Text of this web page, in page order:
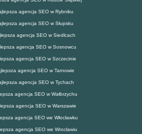
agencja SEO w Rybniku
agencja SEO w Słupsku
agencja SEO w Siedlcach
agencja SEO w Sosnowcu
agencja SEO w Szczecinie
agencja SEO w Tarnowie
agencja SEO w Tychach
agencja SEO w Wałbrzychu
agencja SEO w Warszawie
agencja SEO we Włocławku
agencja SEO we Wrocławiu